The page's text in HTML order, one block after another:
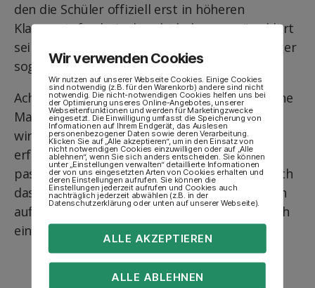
den die Schüler offiziell erst in höheren
Klassenstufen beigebracht bekommen“, erklärt
sein Lehrer. Im Idealfall winkt dem Naumburger
sogar die Teilnahme am Bundeswettbewerb.
Ach so: Wer an dem Klischee hängt, dass solche
Mathe-Asse sicherlich total unsportlich sind,
wird sich vielleicht noch bestätigt wissen, zu
erfahren, dass Benjamin Mächler ein
passionierter Schachspieler ist. In Luft löst sich
das Klischee in seinem Fall dann aber dennoch
auf: Denn der Zwölfjährige hat außerdem noch
einen schwarzen Gürtel in Karate.
Wir verwenden Cookies
Wir nutzen auf unserer Webseite Cookies. Einige Cookies
sind notwendig (z.B. für den Warenkorb) andere sind nicht
notwendig. Die nicht-notwendigen Cookies helfen uns bei
der Optimierung unseres Online-Angebotes, unserer
Webseitenfunktionen und werden für Marketingzwecke
eingesetzt. Die Einwilligung umfasst die Speicherung von
Informationen auf Ihrem Endgerät, das Auslesen
personenbezogener Daten sowie deren Verarbeitung.
Klicken Sie auf „Alle akzeptieren“, um in den Einsatz von
nicht notwendigen Cookies einzuwilligen oder auf „Alle
ablehnen“, wenn Sie sich anders entscheiden. Sie können
unter „Einstellungen verwalten“ detaillierte Informationen
der von uns eingesetzten Arten von Cookies erhalten und
deren Einstellungen aufrufen. Sie können die
Einstellungen jederzeit aufrufen und Cookies auch
nachträglich jederzeit abwählen (z.B. in der
Datenschutzerklärung oder unten auf unserer Webseite).
ALLE AKZEPTIEREN
ALLE ABLEHNEN